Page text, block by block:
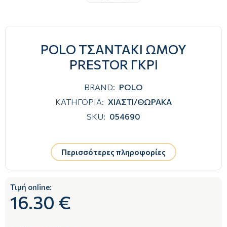
POLO ΤΣΑΝΤΑΚΙ ΩΜΟΥ
PRESTOR ΓΚΡΙ
BRAND: POLO
ΚΑΤΗΓΟΡΙΑ: ΧΙΑΣΤΙ/ΘΩΡΑΚΑ
SKU: 054690
Περισσότερες πληροφορίες
Τιμή online:
16.30 €